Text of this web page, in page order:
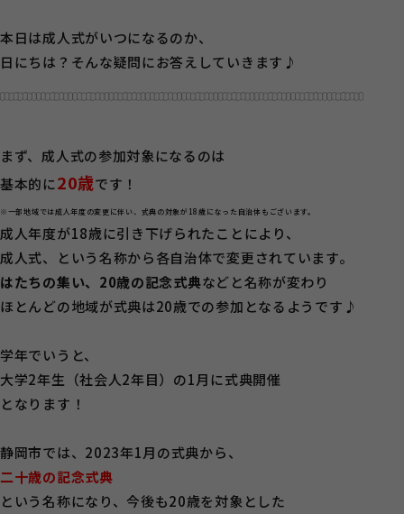
本日は成人式がいつになるのか、
日にちは？そんな疑問にお答えしていきます♪
まず、成人式の参加対象になるのは
基本的に20歳です！
※一部地域では成人年度の変更に伴い、式典の対象が18歳になった自治体もございます。
成人年度が18歳に引き下げられたことにより、
成人式、という名称から各自治体で変更されています。
はたちの集い、20歳の記念式典などと名称が変わり
ほとんどの地域が式典は20歳での参加となるようです♪
学年でいうと、
大学2年生（社会人2年目）の1月に式典開催
となります！
静岡市では、2023年1月の式典から、
二十歳の記念式典
という名称になり、今後も20歳を対象とした